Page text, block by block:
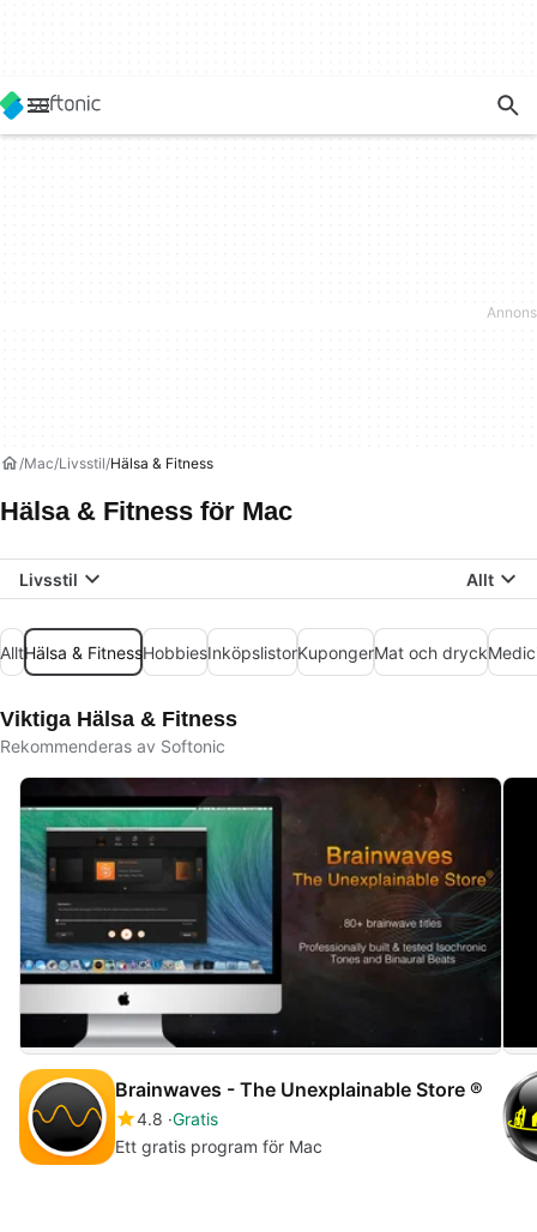
Mac Livsstil Hälsa & Fitness
Hälsa & Fitness för Mac
Livsstil Allt
AlltHälsa & FitnessHobbiesInköpslistorKupongerMat och dryck
Viktiga Hälsa & Fitness
Rekommenderas av Softonic
Brainwaves - The Unexplainable Store ®
4.8 Gratis
Ett gratis program för Mac